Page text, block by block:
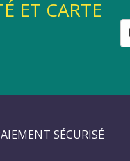
ET CARTE
SÉCURISÉ